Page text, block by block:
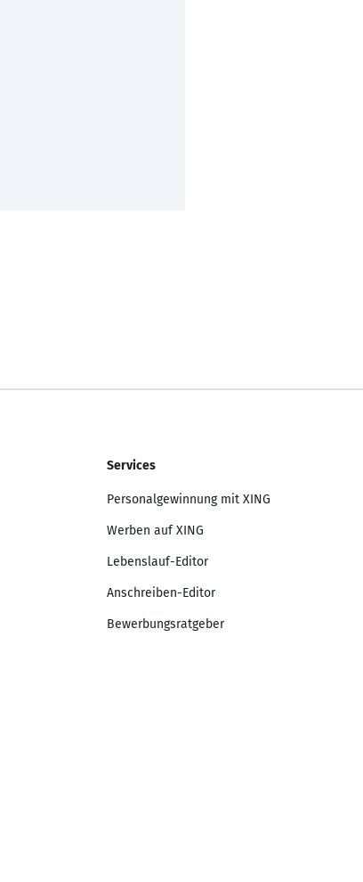
Services
Personalgewinnung mit XING
Werben auf XING
Lebenslauf-Editor
Anschreiben-Editor
Bewerbungsratgeber